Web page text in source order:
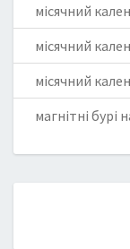
місячний
місячний
місячний
магнітні бурі